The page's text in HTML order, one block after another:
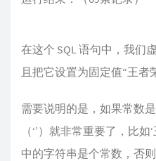
在这个 SQL 语句中，我们
且把它设置为固定值“王者
需要说明的是，如果常数
（‘’）就非常重要了，比
中的字符串是个常数，否